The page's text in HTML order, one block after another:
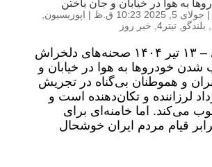
به هوا در خیابان و جان باختن
| جولای 5, 2025 10:23 ق.ظ | اپوزیسیون
بلندگو تیتر4 , خبر روز
مسعود رجوی – ۱۳ تیر ۱۴۰۴ صحنه‌های دلخراش
شدن خودروها به هوا در خیابان و
و هموطنان بی‌گناه در تجریش
۲۵ خرداد لرزاننده و تکان‌دهنده است و
می‌کند. اما خامنه‌ای برای
قیام مردم ایران خوشحال